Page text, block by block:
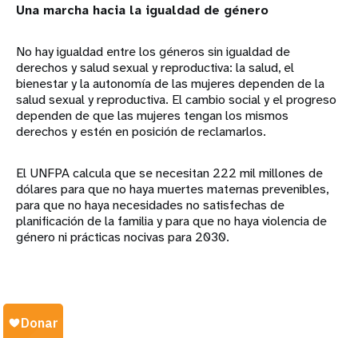
Una marcha hacia la igualdad de género
No hay igualdad entre los géneros sin igualdad de
derechos y salud sexual y reproductiva: la salud, el
bienestar y la autonomía de las mujeres dependen de la
salud sexual y reproductiva. El cambio social y el progreso
dependen de que las mujeres tengan los mismos
derechos y estén en posición de reclamarlos.
El UNFPA calcula que se necesitan 222 mil millones de
dólares para que no haya muertes maternas prevenibles,
para que no haya necesidades no satisfechas de
planificación de la familia y para que no haya violencia de
género ni prácticas nocivas para 2030.